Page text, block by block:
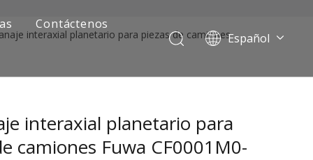
Contáctenos
Español
Pусский
العربية
interaxial planetario para piezas de camiones
interaxial planetario para
camiones Fuwa CF0001M0-